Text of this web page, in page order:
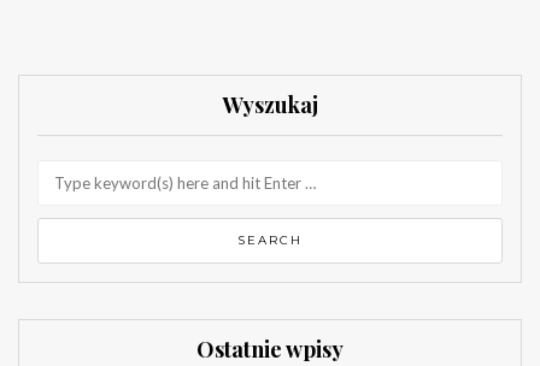
Wyszukaj
Ostatnie wpisy